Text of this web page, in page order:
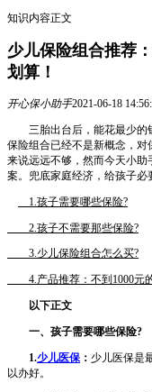
知识内容正文
少儿保险组合推荐
划算！
开心保小助手2021-06-18
三胎出台后，能花最少的
保险组合已经不是新概念，对
来说远远不够，然而今天小助
案。兜底家庭经济，给孩子必
1.孩子需要哪些保险?
2.孩子不需要那些保险?
3.少儿保险组合怎么买?
4.产品推荐：不到1000元
以下正文
一、孩子需要哪些保险?
1.少儿医保 ： 少儿医保是
以办好。